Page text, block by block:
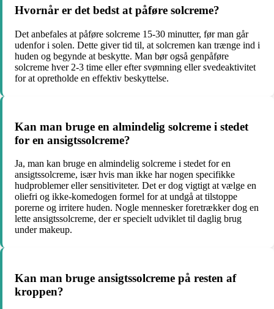
Hvornår er det bedst at påføre solcreme?
Det anbefales at påføre solcreme 15-30 minutter, før man går
udenfor i solen. Dette giver tid til, at solcremen kan trænge ind i
huden og begynde at beskytte. Man bør også genpåføre
solcreme hver 2-3 time eller efter svømning eller svedeaktivitet
for at opretholde en effektiv beskyttelse.
Kan man bruge en almindelig solcreme i stedet
for en ansigtssolcreme?
Ja, man kan bruge en almindelig solcreme i stedet for en
ansigtssolcreme, især hvis man ikke har nogen specifikke
hudproblemer eller sensitiviteter. Det er dog vigtigt at vælge en
oliefri og ikke-komedogen formel for at undgå at tilstoppe
porerne og irritere huden. Nogle mennesker foretrækker dog en
lette ansigtssolcreme, der er specielt udviklet til daglig brug
under makeup.
Kan man bruge ansigtssolcreme på resten af
kroppen?